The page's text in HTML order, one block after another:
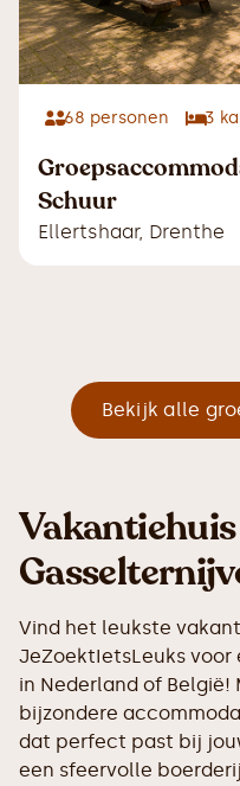
68 personen 3
Schuur
Ellertshaar, Drenthe
Bekijk alle
Vakantiehuis
Vind het leukste
JeZoektIetsLeuks
in Nederland of
bijzondere
dat perfect past bij
een sfeervolle